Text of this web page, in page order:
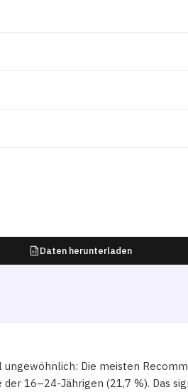
Daten herunterladen
Die meisten
16–24-Jährigen (21,7 %). Das